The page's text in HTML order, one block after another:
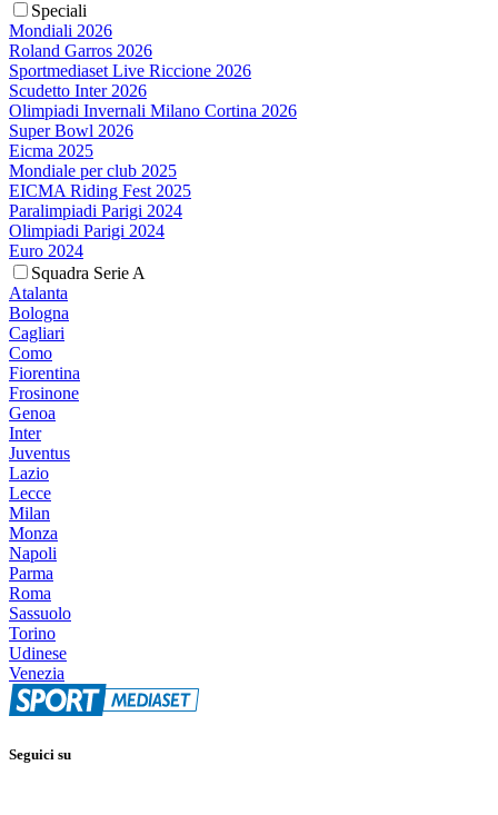
Speciali
Mondiali 2026
Roland Garros 2026
Sportmediaset Live Riccione 2026
Scudetto Inter 2026
Olimpiadi Invernali Milano Cortina 2026
Super Bowl 2026
Eicma 2025
Mondiale per club 2025
EICMA Riding Fest 2025
Paralimpiadi Parigi 2024
Olimpiadi Parigi 2024
Euro 2024
Squadra Serie A
Atalanta
Bologna
Cagliari
Como
Fiorentina
Frosinone
Genoa
Inter
Juventus
Lazio
Lecce
Milan
Monza
Napoli
Parma
Roma
Sassuolo
Torino
Udinese
Venezia
Seguici su